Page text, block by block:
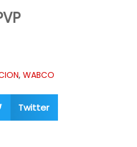
, WABCO
Twitter